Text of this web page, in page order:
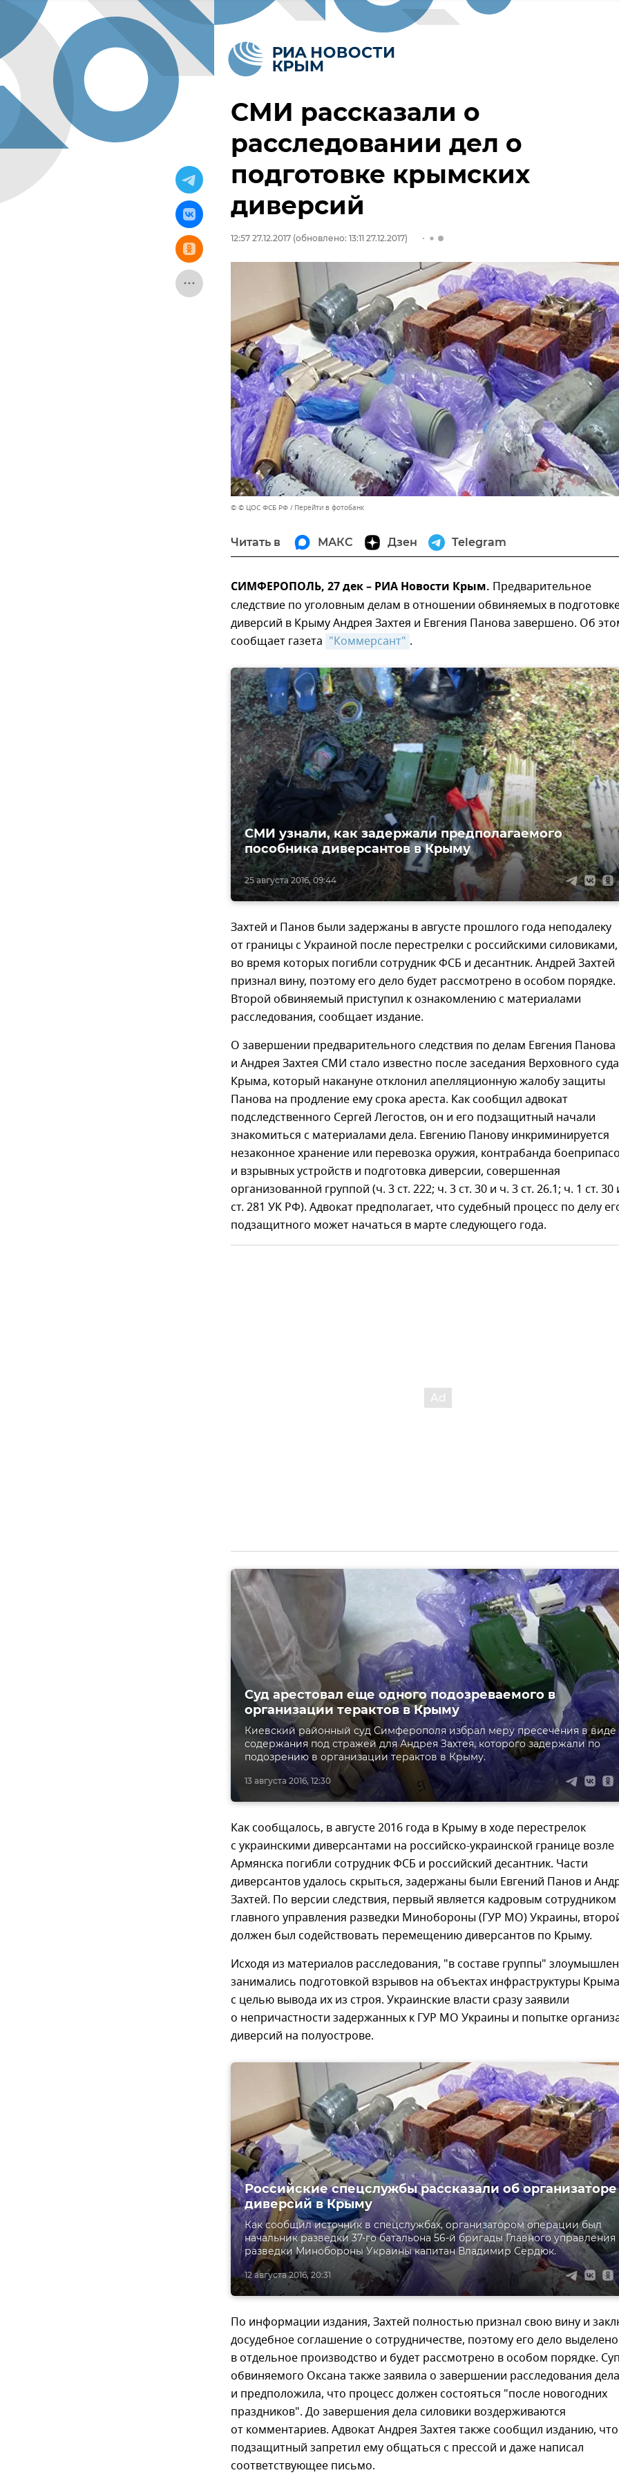
СМИ рассказали о
расследовании дел о
подготовке крымских
диверсий
12:57 27.12.2017 (обновлено: 13:11 27.12.2017)
© © ЦОС ФСБ РФ Перейти в фотобанк
Читать в МАКС Дзен Telegram
СИМФЕРОПОЛЬ, 27 дек – РИА Новости Крым. Предварительное
следствие по уголовным делам в отношении обвиняемых в
диверсий в Крыму Андрея Захтея и Евгения Панова завершено. Об
сообщает газета "Коммерсант" .
25 августа 2016, 09:44
СМИ узнали, как задержали предполагаемого
пособника диверсантов в Крыму
Захтей и Панов были задержаны в августе прошлого года неподалеку
от границы с Украиной после перестрелки с российскими силовиками,
во время которых погибли сотрудник ФСБ и десантник. Андрей Захтей
признал вину, поэтому его дело будет рассмотрено в особом порядке.
Второй обвиняемый приступил к ознакомлению с материалами
расследования, сообщает издание.
О завершении предварительного следствия по делам Евгения Панова
и Андрея Захтея СМИ стало известно после заседания Верховного суда
Крыма, который накануне отклонил апелляционную жалобу защиты
Панова на продление ему срока ареста. Как сообщил адвокат
подследственного Сергей Легостов, он и его подзащитный начали
знакомиться с материалами дела. Евгению Панову инкриминируется
незаконное хранение или перевозка оружия, контрабанда
и взрывных устройств и подготовка диверсии, совершенная
организованной группой (ч. 3 ст. 222; ч. 3 ст. 30 и ч. 3 ст. 26.1; ч. 1 ст. 30
ст. 281 УК РФ). Адвокат предполагает, что судебный процесс по делу
подзащитного может начаться в марте следующего года.
13 августа 2016, 12:30
Суд арестовал еще одного подозреваемого в
организации терактов в Крыму
Киевский районный суд Симферополя избрал меру пресечения в виде
содержания под стражей для Андрея Захтея, которого задержали по
подозрению в организации терактов в Крыму.
Как сообщалось, в августе 2016 года в Крыму в ходе перестрелок
с украинскими диверсантами на российско-украинской границе возле
Армянска погибли сотрудник ФСБ и российский десантник. Части
диверсантов удалось скрыться, задержаны были Евгений Панов и
Захтей. По версии следствия, первый является кадровым сотрудником
главного управления разведки Минобороны (ГУР МО) Украины,
должен был содействовать перемещению диверсантов по Крыму.
Исходя из материалов расследования, "в составе группы"
занимались подготовкой взрывов на объектах инфраструктуры Крыма
с целью вывода их из строя. Украинские власти сразу заявили
о непричастности задержанных к ГУР МО Украины и попытке
диверсий на полуострове.
12 августа 2016, 20:31
Российские спецслужбы рассказали об организаторе
диверсий в Крыму
Как сообщил источник в спецслужбах, организатором операции был
начальник разведки 37-го батальона 56-й бригады Главного управления
разведки Минобороны Украины капитан Владимир Сердюк.
По информации издания, Захтей полностью признал свою вину и
досудебное соглашение о сотрудничестве, поэтому его дело выделено
в отдельное производство и будет рассмотрено в особом порядке.
обвиняемого Оксана также заявила о завершении расследования дела
и предположила, что процесс должен состояться "после новогодних
праздников". До завершения дела силовики воздерживаются
от комментариев. Адвокат Андрея Захтея также сообщил изданию, что
подзащитный запретил ему общаться с прессой и даже написал
соответствующее письмо.